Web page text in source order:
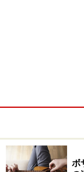
し、コンサート
思議な邂逅を果
ボ